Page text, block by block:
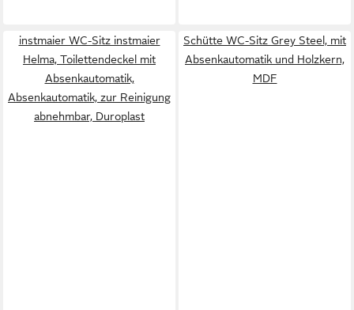
instmaier WC-Sitz instmaier
Helma, Toilettendeckel mit
Absenkautomatik,
Absenkautomatik, zur Reinigung
abnehmbar, Duroplast
Schütte WC-Sitz Grey Steel, mit
Absenkautomatik und Holzkern,
MDF